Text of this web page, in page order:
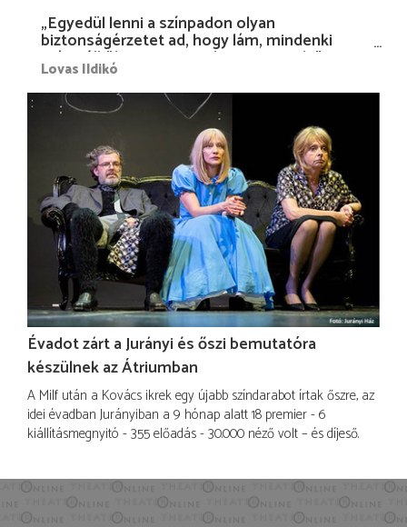
„Egyedül lenni a színpadon olyan
biztonságérzetet ad, hogy lám, mindenki
más nélkül is megvagyok magammal…”
Lovas Ildikó
Évadot zárt a Jurányi és őszi bemutatóra
készülnek az Átriumban
A Milf után a Kovács ikrek egy újabb színdarabot írtak őszre, az
idei évadban Jurányiban a 9 hónap alatt 18 premier - 6
kiállításmegnyitó - 355 előadás - 30.000 néző volt – és díjeső.